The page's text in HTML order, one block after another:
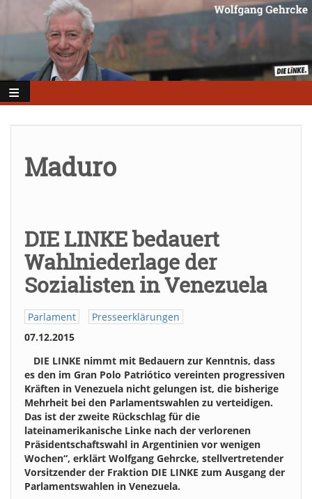
Inhalt
Maduro
DIE LINKE bedauert
Wahlniederlage der
Sozialisten in Venezuela
Parlament
Presseerklärungen
07.12.2015
DIE LINKE nimmt mit Bedauern zur Kenntnis, dass
es den im Gran Polo Patriótico vereinten progressiven
Kräften in Venezuela nicht gelungen ist, die bisherige
Mehrheit bei den Parlamentswahlen zu verteidigen.
Das ist der zweite Rückschlag für die
lateinamerikanische Linke nach der verlorenen
Präsidentschaftswahl in Argentinien vor wenigen
Wochen“, erklärt Wolfgang Gehrcke, stellvertretender
Vorsitzender der Fraktion DIE LINKE zum Ausgang der
Parlamentswahlen in Venezuela.